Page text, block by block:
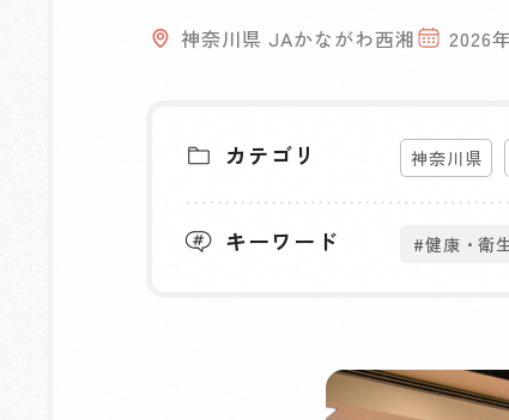
神奈川県 JAかながわ西湘 2026
カテゴリ 神奈川県
キーワード #健康・衛